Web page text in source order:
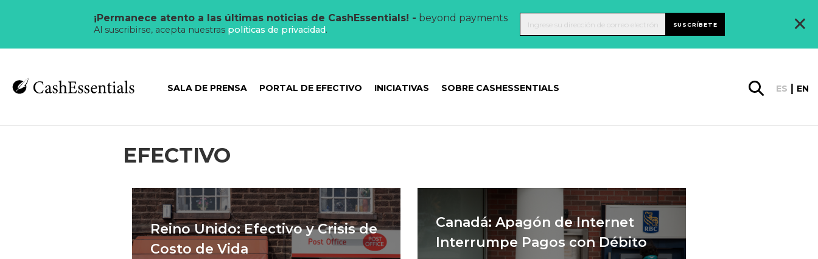
¡Permanece atento a las últimas noticias de CashEssentials! - beyond payments
Al suscribirse, acepta nuestras políticas de privacidad. SUSCRÍBETE ×
SALA DE PRENSA PORTAL DE EFECTIVO INICIATIVAS SOBRE CASHESSENTIALS ES EN
EFECTIVO
Reino Unido: Efectivo y Crisis de
Costo de Vida
Canadá: Apagón de Internet
Interrumpe Pagos con Débito